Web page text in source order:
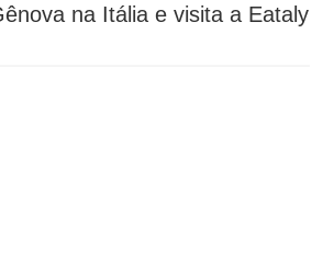
na Itália e visita a Eataly